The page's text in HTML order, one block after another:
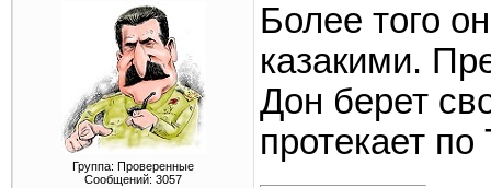
Группа: Проверенные
Сообщений: 3057
Более того
казакими.
Дон берет
протекает